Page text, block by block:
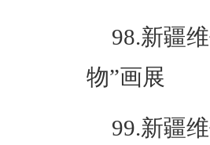
98.新疆
物”画展
99.新疆